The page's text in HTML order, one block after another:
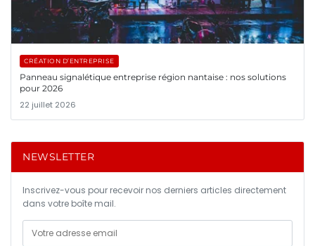
CRÉATION D’ENTREPRISE
Panneau signalétique entreprise région nantaise : nos solutions
pour 2026
22 juillet 2026
NEWSLETTER
Inscrivez-vous pour recevoir nos derniers articles directement
dans votre boîte mail.